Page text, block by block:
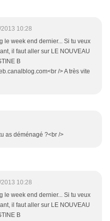
10:28
le week end dernier... Si tu veux
il faut aller sur LE NOUVEAU
B
/> A très vite
as déménagé ?<br />
10:28
le week end dernier... Si tu veux
il faut aller sur LE NOUVEAU
B